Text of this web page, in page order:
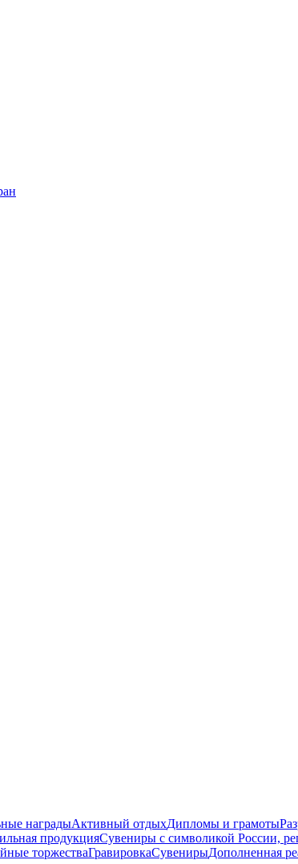
наградыАктивный отдыхДипломы и грамоты
продукцияСувениры с символикой России,
торжестваГравировкаСувенирыДополненная